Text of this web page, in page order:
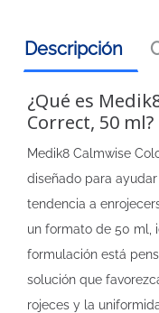
Descripción
¿Qué es
Correct, 50 ml?
Medik8 Calmwise
diseñado para
tendencia a
un formato de 50 ml,
formulación está
solución que
rojeces y la